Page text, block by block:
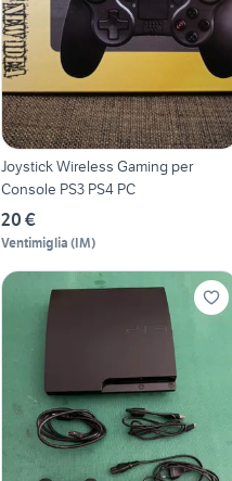
Joystick Wireless Gaming per
Console PS3 PS4 PC
20 €
Ventimiglia (IM)